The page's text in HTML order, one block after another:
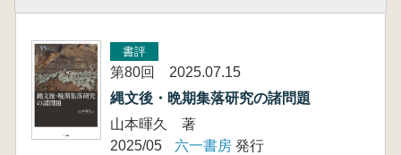
書評
第80回 2025.07.15
縄文後・晩期集落研究の諸問題
山本暉久 著
2025/05
六一書房 発行